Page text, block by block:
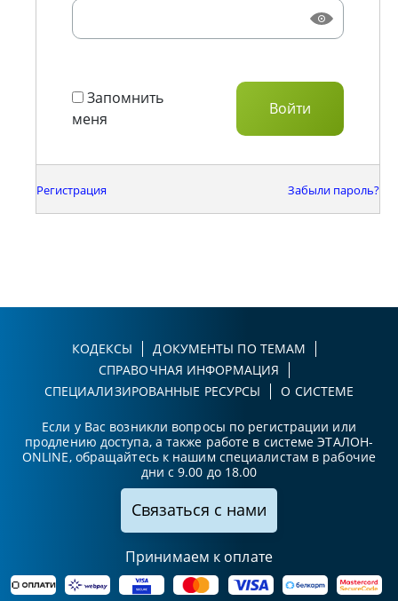
Запомнить
меня
Регистрация Забыли пароль?
КОДЕКСЫ
ДОКУМЕНТЫ ПО ТЕМАМ
СПРАВОЧНАЯ ИНФОРМАЦИЯ
СПЕЦИАЛИЗИРОВАННЫЕ РЕСУРСЫ
О СИСТЕМЕ
Если у Вас возникли вопросы по регистрации или
продлению доступа, а также работе в системе ЭТАЛОН-
ONLINE, обращайтесь к нашим специалистам в рабочие
дни с 9.00 до 18.00
Связаться с нами
Принимаем к оплате